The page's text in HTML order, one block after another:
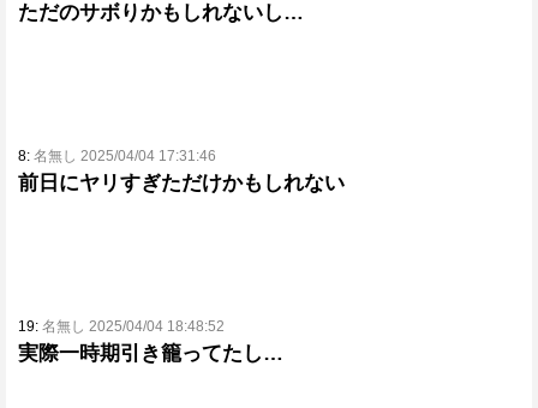
ただのサボりかもしれないし…
8: 名無し 2025/04/04 17:31:46
前日にヤリすぎただけかもしれない
19: 名無し 2025/04/04 18:48:52
実際一時期引き籠ってたし…